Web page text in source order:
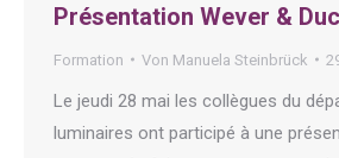
Présentation Wever &
Formation Von Manuela Steinbrück
Le jeudi 28 mai les collègues du
luminaires ont participé à une